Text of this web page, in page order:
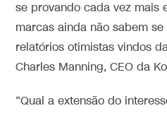
se provando cada vez mais
marcas ainda não sabem
relatórios otimistas vindos
Charles Manning, CEO da
“Qual a extensão do